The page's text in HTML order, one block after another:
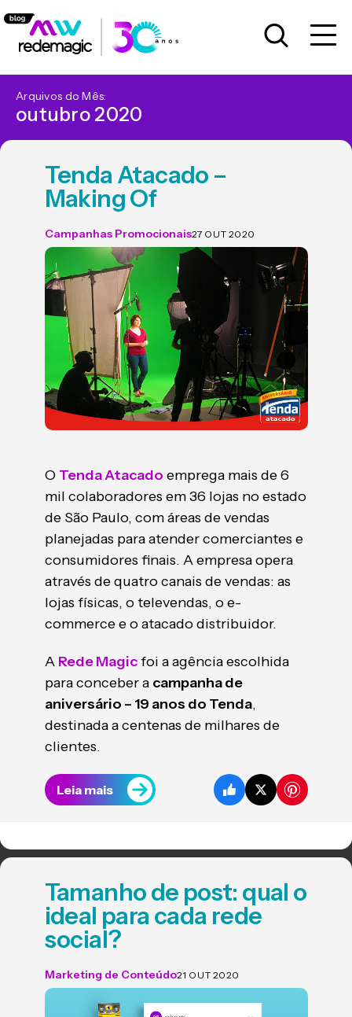
Arquivos do Mês:
outubro 2020
Tenda Atacado –
Making Of
Campanhas Promocionais27 OUT 2020
O Tenda Atacado emprega mais de 6
mil colaboradores em 36 lojas no estado
de São Paulo, com áreas de vendas
planejadas para atender comerciantes e
consumidores finais. A empresa opera
através de quatro canais de vendas: as
lojas físicas, o televendas, o e-
commerce e o atacado distribuidor.
A Rede Magicfoi a agência escolhida
para conceber a campanha de
aniversário – 19 anos do Tenda,
destinada a centenas de milhares de
clientes.
Leia mais
Tamanho de post: qual o
ideal para cada rede
social?
Marketing de Conteúdo21 OUT 2020